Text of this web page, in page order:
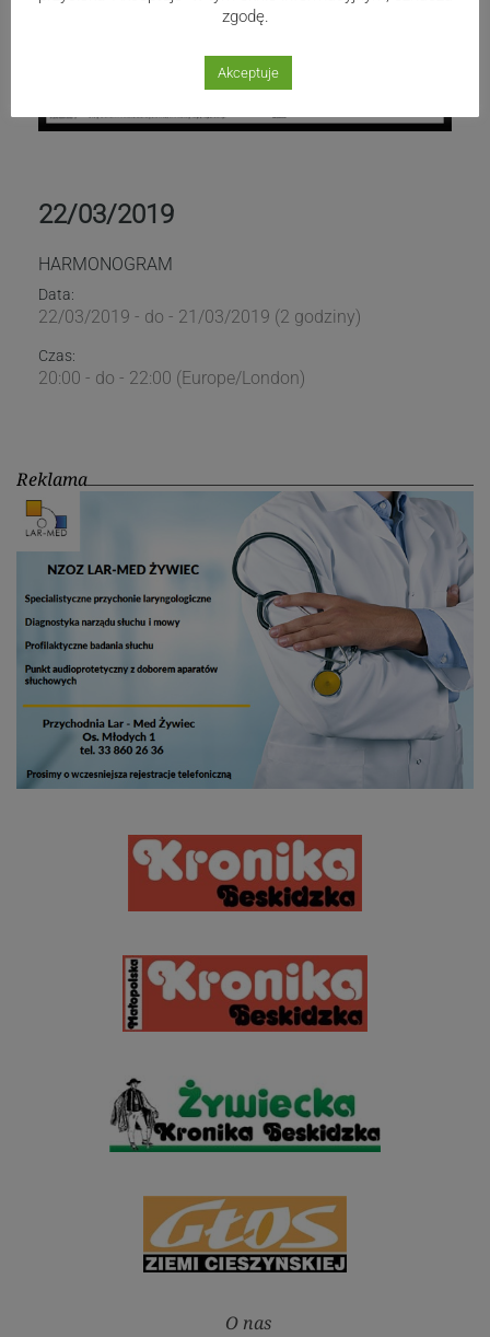
22/03/2019
HARMONOGRAM
Data:
22/03/2019 - do - 21/03/2019 (2 godziny)
Czas:
20:00 - do - 22:00 (Europe/London)
Reklama
O nas
zgodę.
Akceptuje